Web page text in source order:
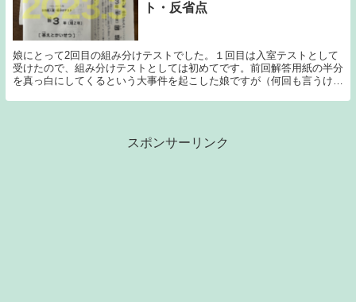
ト・反省点
娘にとって2回目の組み分けテストでした。１回目は入室テストとして
受けたので、組み分けテストとしては初めてです。前回解答用紙の半分
を真っ白にしてくるという大事件を起こした娘ですが（何回も言うけど
スポンサーリンク